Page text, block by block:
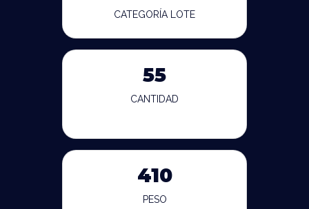
CATEGORÍA LOTE
55
CANTIDAD
410
PESO